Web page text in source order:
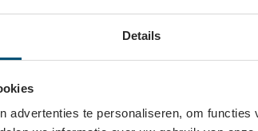
Details
advertenties te personaliseren, om functies
eindbeeld. Het
meubel en de
draagvermogen
Eenvoudige
Grotendeels